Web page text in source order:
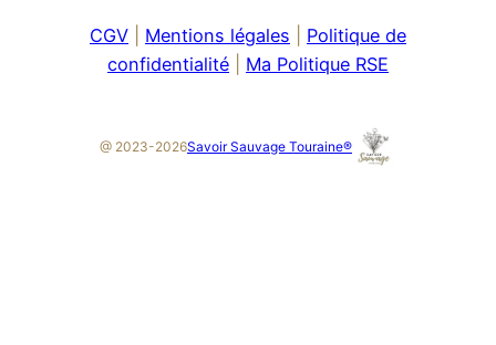
CGV Mentions légales
Politique de
confidentialité
Ma Politique RSE
@ 2023-2026Savoir Sauvage Touraine®